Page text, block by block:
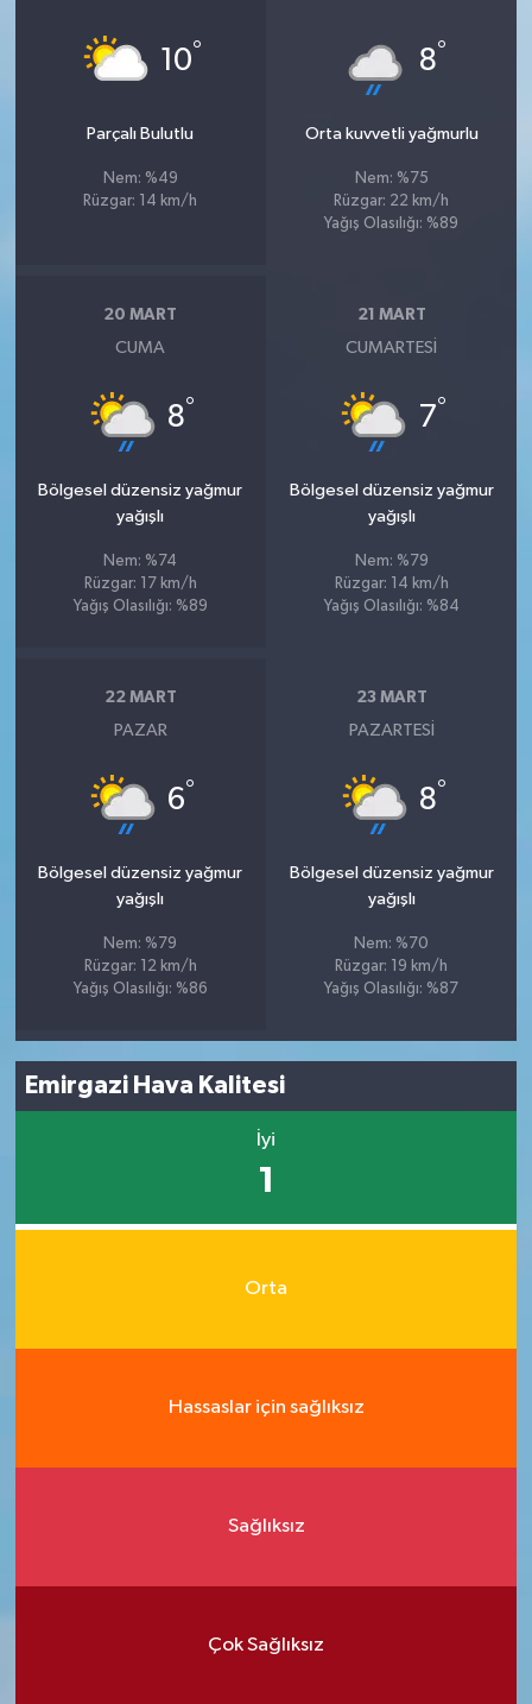
10°
Parçalı Bulutlu
Nem: %49
Rüzgar: 14 km/h
8°
Orta kuvvetli yağmurlu
Nem: %75
Rüzgar: 22 km/h
Yağış Olasılığı: %89
20 MART
CUMA
8°
Bölgesel düzensiz yağmur
yağışlı
Nem: %74
Rüzgar: 17 km/h
Yağış Olasılığı: %89
21 MART
CUMARTESI
7°
Bölgesel düzensiz yağmur
yağışlı
Nem: %79
Rüzgar: 14 km/h
Yağış Olasılığı: %84
22 MART
PAZAR
6°
Bölgesel düzensiz yağmur
yağışlı
Nem: %79
Rüzgar: 12 km/h
Yağış Olasılığı: %86
23 MART
PAZARTESI
8°
Bölgesel düzensiz yağmur
yağışlı
Nem: %70
Rüzgar: 19 km/h
Yağış Olasılığı: %87
Emirgazi Hava Kalitesi
İyi
1
Orta
Hassaslar için sağlıksız
Sağlıksız
Çok Sağlıksız